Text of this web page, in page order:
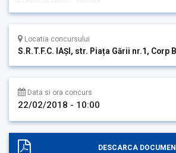
Locatia concursului
S.R.T.F.C. IAȘI, str. Piața Gării nr.1, Corp B
Data si ora concurs
22/02/2018 - 10:00
DESCARCA